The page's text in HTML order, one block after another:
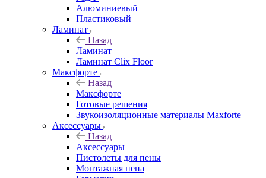
Алюминиевый
Пластиковый
Ламинат
Назад
Ламинат
Ламинат Clix Floor
Максфорте
Назад
Максфорте
Готовые решения
Звукоизоляционные материалы Maxforte
Аксессуары
Назад
Аксессуары
Пистолеты для пены
Монтажная пена